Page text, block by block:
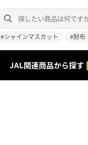
#シャインマスカット #財布
JAL関連商品から探す